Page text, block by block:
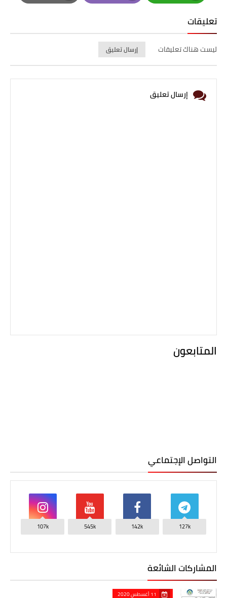
Whatsapp
Email
Print
تعليقات
ليست هناك تعليقات إرسال تعليق
إرسال تعليق
المتابعون
التواصل الإجتماعي
127k
142k
545k
107k
المشاركات الشائعة
11 أغسطس 2020